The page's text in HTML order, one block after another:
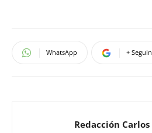
WhatsApp +
Redacción Carlos